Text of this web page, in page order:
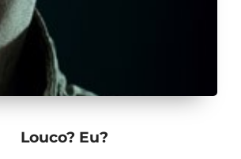
Louco? Eu?